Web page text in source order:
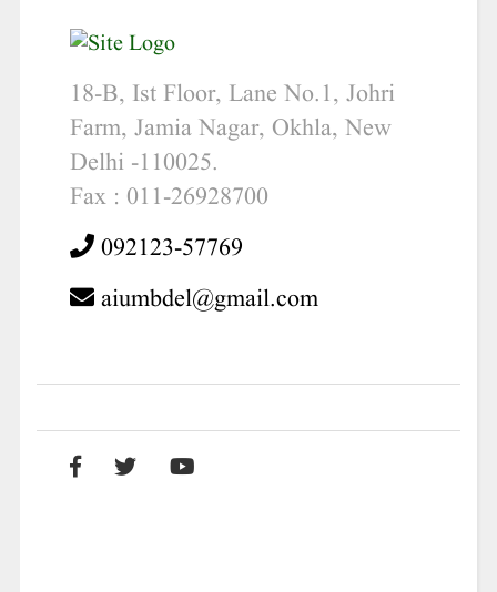
18-B, Ist Floor, Lane No.1, Johri
Farm, Jamia Nagar, Okhla, New
Delhi -110025.
Fax : 011-26928700
092123-57769
aiumbdel@gmail.com